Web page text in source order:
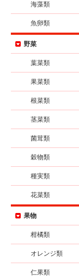
海藻類
魚卵類
野菜
葉菜類
果菜類
根菜類
茎菜類
菌茸類
穀物類
種実類
花菜類
果物
柑橘類
オレンジ類
仁果類